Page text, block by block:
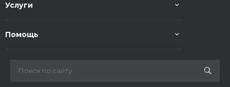
Услуги
Помощь